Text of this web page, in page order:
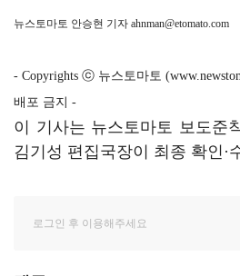
뉴스토마토 안승현 기자 ahnman@etomato.com
- Copyrights ⓒ 뉴스토마토
배포 금지 -
이 기사는 뉴스토마토 보도준
김기성 편집국장이 최종 확인·